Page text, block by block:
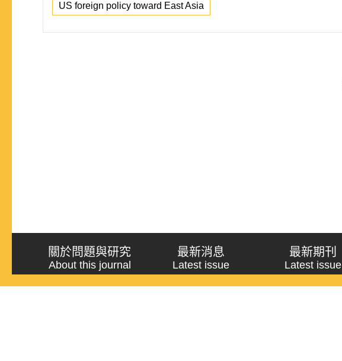
US foreign policy toward East Asia
關於問題與研究
About this journal
最新消息
Latest issue
最新期刊
Latest issue